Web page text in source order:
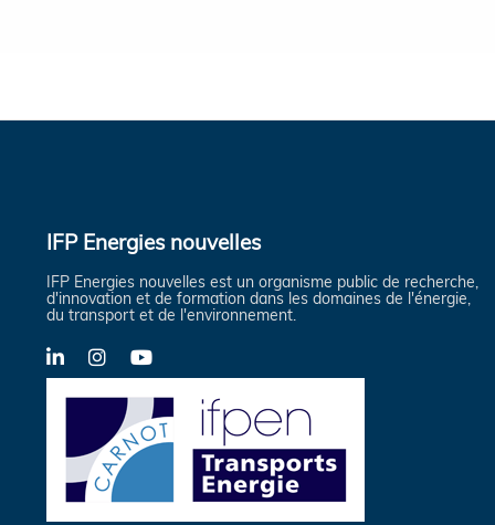
IFP Energies nouvelles
IFP Energies nouvelles est un organisme public de recherche,
d'innovation et de formation dans les domaines de l'énergie,
du transport et de l'environnement.
LinkedInInstagramYouTube